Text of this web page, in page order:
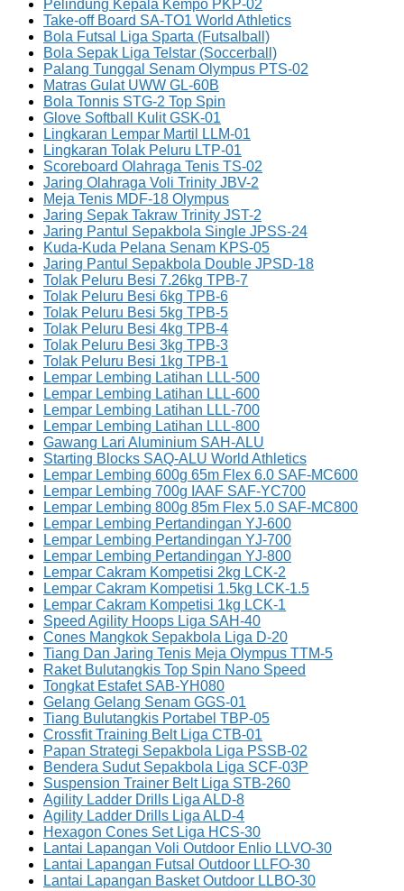
Pelindung Kepala Kempo PKP-02
Take-off Board SA-TO1 World Athletics
Bola Futsal Liga Sparta (Futsalball)
Bola Sepak Liga Telstar (Soccerball)
Palang Tunggal Senam Olympus PTS-02
Matras Gulat UWW GL-60B
Bola Tonnis STG-2 Top Spin
Glove Softball Kulit GSK-01
Lingkaran Lempar Martil LLM-01
Lingkaran Tolak Peluru LTP-01
Scoreboard Olahraga Tenis TS-02
Jaring Olahraga Voli Trinity JBV-2
Meja Tenis MDF-18 Olympus
Jaring Sepak Takraw Trinity JST-2
Jaring Pantul Sepakbola Single JPSS-24
Kuda-Kuda Pelana Senam KPS-05
Jaring Pantul Sepakbola Double JPSD-18
Tolak Peluru Besi 7.26kg TPB-7
Tolak Peluru Besi 6kg TPB-6
Tolak Peluru Besi 5kg TPB-5
Tolak Peluru Besi 4kg TPB-4
Tolak Peluru Besi 3kg TPB-3
Tolak Peluru Besi 1kg TPB-1
Lempar Lembing Latihan LLL-500
Lempar Lembing Latihan LLL-600
Lempar Lembing Latihan LLL-700
Lempar Lembing Latihan LLL-800
Gawang Lari Aluminium SAH-ALU
Starting Blocks SAQ-ALU World Athletics
Lempar Lembing 600g 65m Flex 6.0 SAF-MC600
Lempar Lembing 700g IAAF SAF-YC700
Lempar Lembing 800g 85m Flex 5.0 SAF-MC800
Lempar Lembing Pertandingan YJ-600
Lempar Lembing Pertandingan YJ-700
Lempar Lembing Pertandingan YJ-800
Lempar Cakram Kompetisi 2kg LCK-2
Lempar Cakram Kompetisi 1.5kg LCK-1.5
Lempar Cakram Kompetisi 1kg LCK-1
Speed Agility Hoops Liga SAH-40
Cones Mangkok Sepakbola Liga D-20
Tiang Dan Jaring Tenis Meja Olympus TTM-5
Raket Bulutangkis Top Spin Nano Speed
Tongkat Estafet SAB-YH080
Gelang Gelang Senam GGS-01
Tiang Bulutangkis Portabel TBP-05
Crossfit Training Belt Liga CTB-01
Papan Strategi Sepakbola Liga PSSB-02
Bendera Sudut Sepakbola Liga SCF-03P
Suspension Trainer Belt Liga STB-260
Agility Ladder Drills Liga ALD-8
Agility Ladder Drills Liga ALD-4
Hexagon Cones Set Liga HCS-30
Lantai Lapangan Voli Outdoor Enlio LLVO-30
Lantai Lapangan Futsal Outdoor LLFO-30
Lantai Lapangan Basket Outdoor LLBO-30